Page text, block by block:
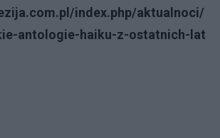
index.php/aktualnoci/
antologie-haiku-z-ostatnich-lat